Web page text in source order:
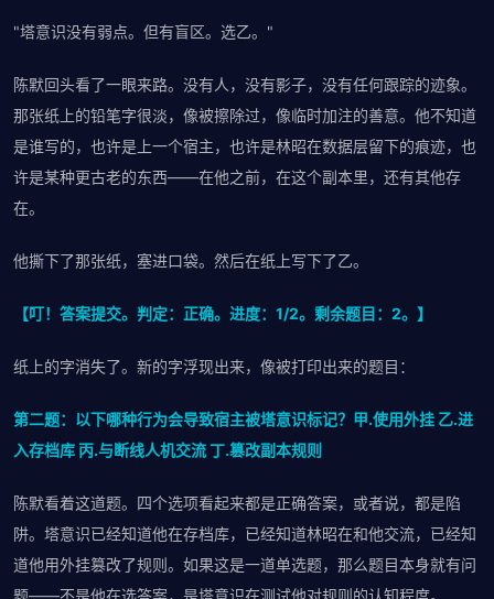
"塔意识没有弱点。但有盲区。选乙。"
陈默回头看了一眼来路。没有人，没有影子，没有任何跟踪的迹象。
那张纸上的铅笔字很淡，像被擦除过，像临时加注的善意。他不知道
是谁写的，也许是上一个宿主，也许是林昭在数据层留下的痕迹，也
许是某种更古老的东西——在他之前，在这个副本里，还有其他存
在。
他撕下了那张纸，塞进口袋。然后在纸上写下了乙。
【叮！答案提交。判定：正确。进度：1/2。剩余题目：2。】
纸上的字消失了。新的字浮现出来，像被打印出来的题目：
第二题：以下哪种行为会导致宿主被塔意识标记？甲.使用外挂 乙.进
入存档库 丙.与断线人机交流 丁.篡改副本规则
陈默看着这道题。四个选项看起来都是正确答案，或者说，都是陷
阱。塔意识已经知道他在存档库，已经知道林昭在和他交流，已经知
道他用外挂篡改了规则。如果这是一道单选题，那么题目本身就有问
题——不是他在选答案，是塔意识在测试他对规则的认知程度。